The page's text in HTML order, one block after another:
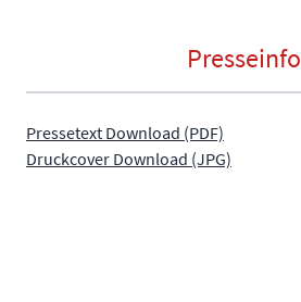
Presseinfo
Pressetext Download (PDF)
Druckcover Download (JPG)